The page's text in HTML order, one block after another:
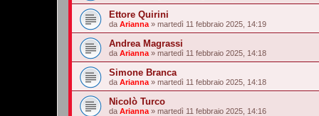
Ettore Quirini
da Arianna » martedì 11 febbraio 2025, 14:19
Andrea Magrassi
da Arianna » martedì 11 febbraio 2025, 14:18
Simone Branca
da Arianna » martedì 11 febbraio 2025, 14:18
Nicolò Turco
da Arianna » martedì 11 febbraio 2025, 14:16